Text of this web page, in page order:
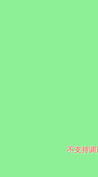
不支持调